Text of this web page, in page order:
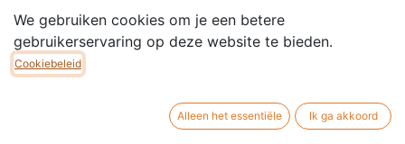
Lengte 225mm - E-Ultra
Standaard voorwiel as voor de E-Ultra elektrische
scooter modellen.
Universele as
Schroefdraad: m12 x 1,25.
We gebruiken cookies om je een betere
gebruikerservaring op deze website te bieden.
Cookiebeleid
Alleen het essentiële Ik ga akkoord